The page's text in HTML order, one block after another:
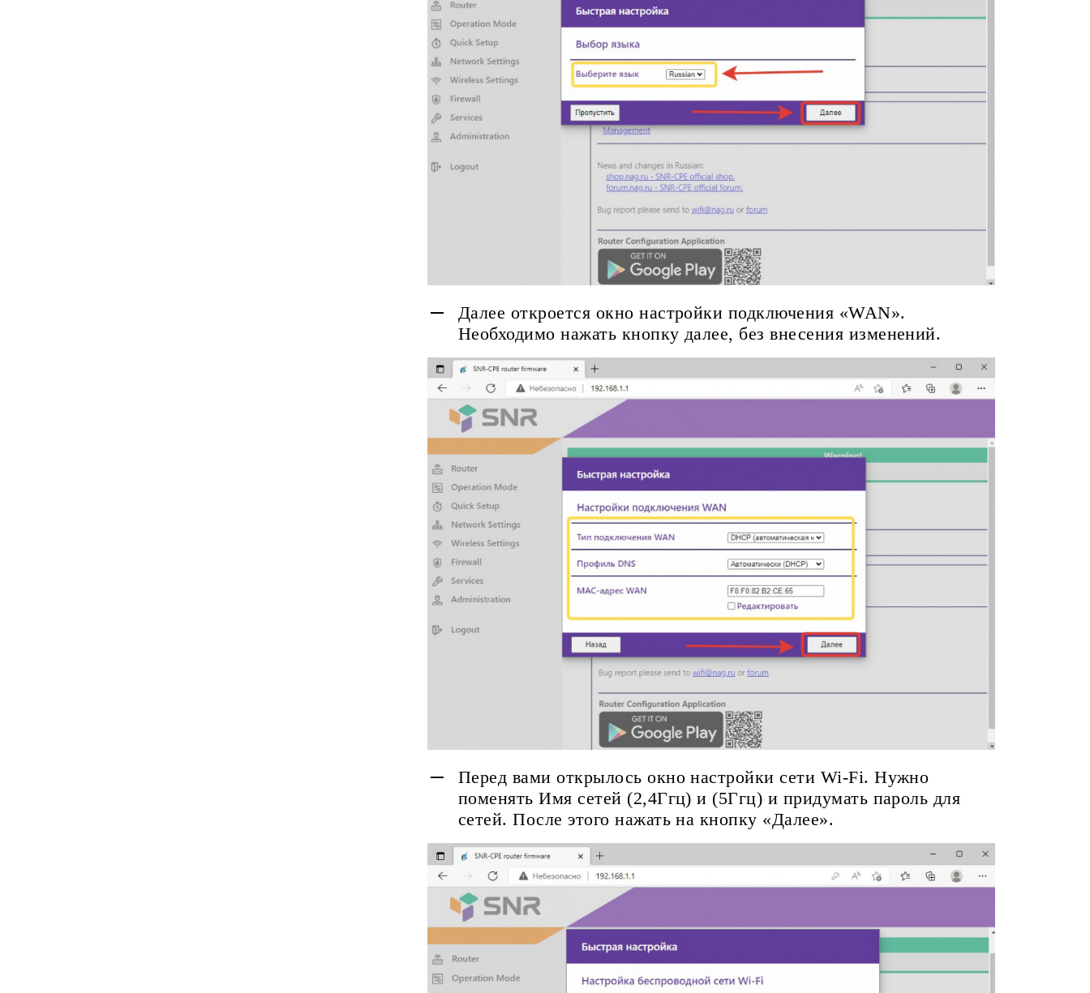
Далее откроется окно настройки подключения «WAN».
Необходимо нажать кнопку далее, без внесения изменений.
Перед вами открылось окно настройки сети Wi-Fi. Нужно
поменять Имя сетей (2,4Ггц) и (5Ггц) и придумать пароль для
сетей. После этого нажать на кнопку «Далее».